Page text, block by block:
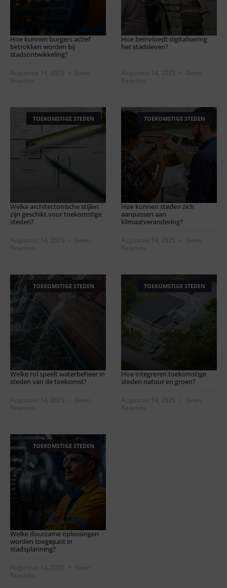
Hoe kunnen burgers actief
betrokken worden bij
stadsontwikkeling?
Augustus 14, 2025
Geen
Reacties
Hoe beïnvloedt digitalisering
het stadsleven?
Augustus 14, 2025
Geen
Reacties
TOEKOMSTIGE STEDEN
Welke architectonische stijlen
zijn geschikt voor toekomstige
steden?
Augustus 14, 2025
Geen
Reacties
TOEKOMSTIGE STEDEN
Hoe kunnen steden zich
aanpassen aan
klimaatverandering?
Augustus 14, 2025
Geen
Reacties
TOEKOMSTIGE STEDEN
Welke rol speelt waterbeheer in
steden van de toekomst?
Augustus 14, 2025
Geen
Reacties
TOEKOMSTIGE STEDEN
Hoe integreren toekomstige
steden natuur en groen?
Augustus 14, 2025
Geen
Reacties
TOEKOMSTIGE STEDEN
Welke duurzame oplossingen
worden toegepast in
stadsplanning?
Augustus 14, 2025
Geen
Reacties